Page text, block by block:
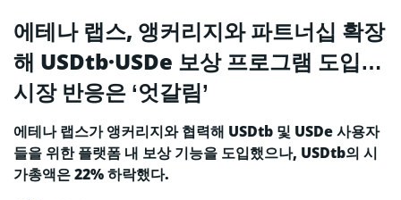
에테나 랩스, 앵커리지와 파트너십 확장
해 USDtb·USDe 보상 프로그램 도입…
시장 반응은 ‘엇갈림’
에테나 랩스가 앵커리지와 협력해 USDtb 및 USDe 사용자
들을 위한 플랫폼 내 보상 기능을 도입했으나, USDtb의 시
가총액은 22% 하락했다.